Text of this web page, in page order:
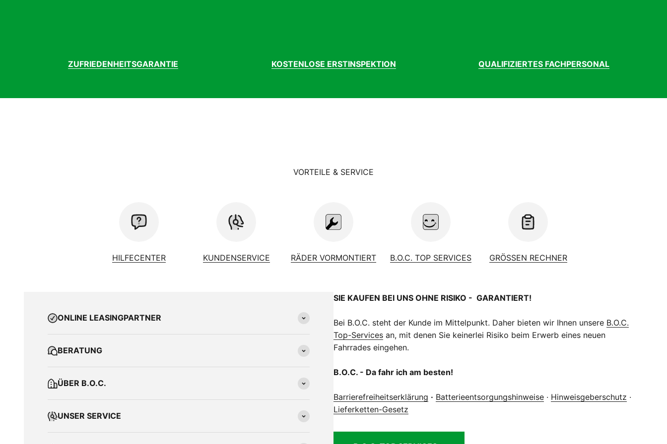
ZUFRIEDENHEITSGARANTIE KOSTENLOSE ERSTINSPEKTION QUALIFIZIERTES FACHPERSONAL
VORTEILE & SERVICE
HILFECENTER KUNDENSERVICE RÄDER VORMONTIERT B.O.C. TOP SERVICES GRÖSSEN RECHNER
SIE KAUFEN BEI UNS OHNE RISIKO - GARANTIERT!
Bei B.O.C. steht der Kunde im Mittelpunkt. Daher bieten wir Ihnen unsere B.O.C.
Top-Services an, mit denen Sie keinerlei Risiko beim Erwerb eines neuen
Fahrrades eingehen.
B.O.C. - Da fahr ich am besten!
Barrierefreiheitserklärung · Batterieentsorgungshinweise · Hinweisgeberschutz ·
Lieferketten-Gesetz
ONLINE LEASINGPARTNER
BERATUNG
ÜBER B.O.C.
UNSER SERVICE